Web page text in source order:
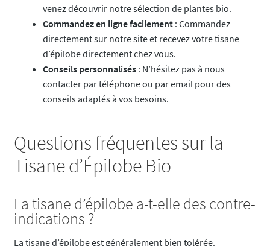
venez découvrir notre sélection de plantes bio.
Commandez en ligne facilement: Commandez
directement sur notre site et recevez votre tisane
d’épilobe directement chez vous.
Conseils personnalisés: N’hésitez pas à nous
contacter par téléphone ou par email pour des
conseils adaptés à vos besoins.
Questions fréquentes sur la
Tisane d’Épilobe Bio
La tisane d’épilobe a-t-elle des contre-
indications ?
La tisane d’épilobe est généralement bien tolérée.